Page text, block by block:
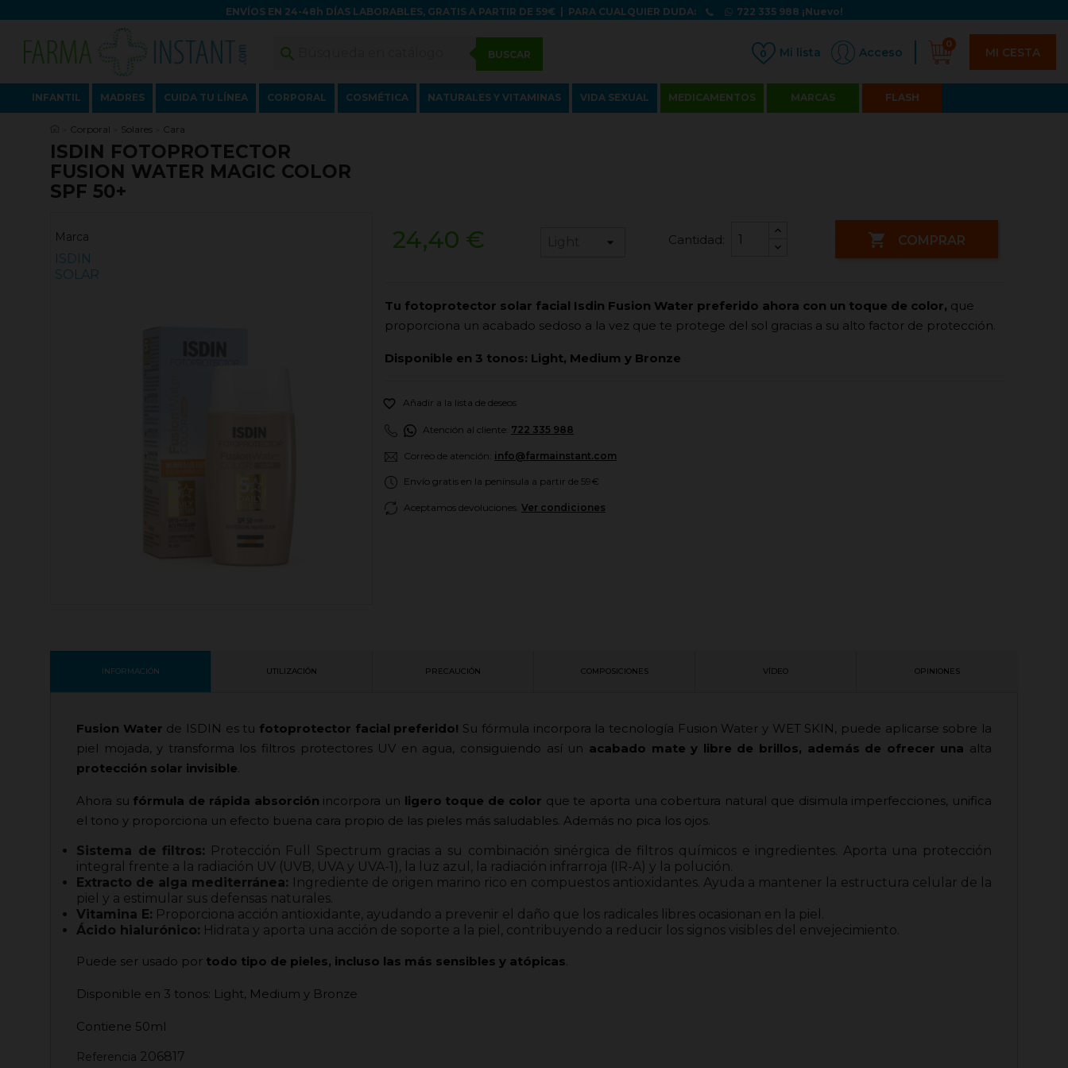
ENVÍOS EN 24-48h DÍAS LABORABLES, GRATIS A PARTIR DE 59€| PARA CUALQUIER DUDA: 722 335 988 ¡Nuevo!
 BUSCAR 0 Acceso
0
MI CESTA
INFANTIL MADRES CUIDA TU LÍNEA CORPORAL COSMÉTICA NATURALES Y VITAMINAS VIDA SEXUAL MEDICAMENTOS MARCAS FLASH
Corporal Solares Cara
ISDIN FOTOPROTECTOR
FUSION WATER MAGIC COLOR
SPF 50+
Marca
ISDIN
SOLAR
24,40 € Cantidad:  COMPRAR
Tu fotoprotector solar facial Isdin Fusion Water preferido ahora con un toque de color, que
proporciona un acabado sedoso a la vez que te protege del sol gracias a su alto factor de protección.
Disponible en 3 tonos: Light, Medium y Bronze
 Añadir a la lista de deseos
Atención al cliente: 722 335 988
Correo de atención: info@farmainstant.com
Envío gratis en la península a partir de 59€
Aceptamos devoluciones. Ver condiciones
INFORMACIÓN UTILIZACIÓN PRECAUCIÓN COMPOSICIONES VÍDEO OPINIONES
Fusion Water de ISDIN es tu fotoprotector facial preferido! Su fórmula incorpora la tecnología Fusion Water y WET SKIN, puede aplicarse sobre la
piel mojada, y transforma los filtros protectores UV en agua, consiguiendo así un acabado mate y libre de brillos, además de ofrecer una alta
protección solar invisible.
Ahora su fórmula de rápida absorción incorpora un ligero toque de color que te aporta una cobertura natural que disimula imperfecciones, unifica
el tono y proporciona un efecto buena cara propio de las pieles más saludables. Además no pica los ojos.
Sistema de filtros: Protección Full Spectrum gracias a su combinación sinérgica de filtros químicos e ingredientes. Aporta una protección
integral frente a la radiación UV (UVB, UVA y UVA-1), la luz azul, la radiación infrarroja (IR-A) y la polución.
Extracto de alga mediterránea: Ingrediente de origen marino rico en compuestos antioxidantes. Ayuda a mantener la estructura celular de la
piel y a estimular sus defensas naturales.
Vitamina E: Proporciona acción antioxidante, ayudando a prevenir el daño que los radicales libres ocasionan en la piel.
Ácido hialurónico: Hidrata y aporta una acción de soporte a la piel, contribuyendo a reducir los signos visibles del envejecimiento.
Puede ser usado por todo tipo de pieles, incluso las más sensibles y atópicas.
Disponible en 3 tonos: Light, Medium y Bronze
Contiene 50ml
Referencia 206817